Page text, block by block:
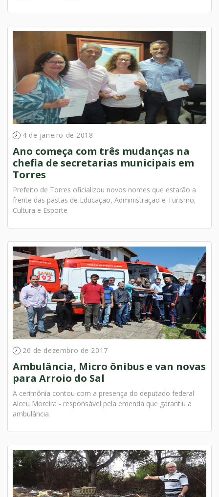
4 de janeiro de 2018
Ano começa com três mudanças na
chefia de secretarias municipais em
Torres
Prefeito de Torres oficializou novos nomes que estarão a
frente das pastas de Educação, Administração e Turismo,
Cultura e Esporte
26 de dezembro de 2017
Ambulância, Micro ônibus e van novas
para Arroio do Sal
A cerimônia contou com a presença do deputado federal
Alceu Moreira - responsável pela emenda que garantiu a
ambulância